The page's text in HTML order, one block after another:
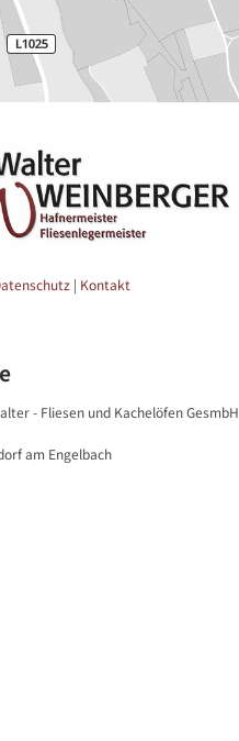
| Kontakt
- Fliesen und Kachelöfen GesmbH
am Engelbach